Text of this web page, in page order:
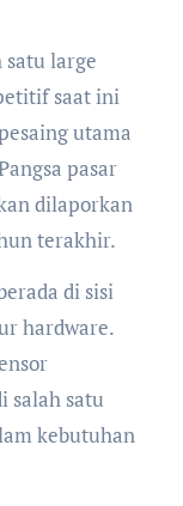
satu large
saat ini
utama
pasar
dilaporkan
terakhir.
di sisi
hardware.
salah satu
kebutuhan